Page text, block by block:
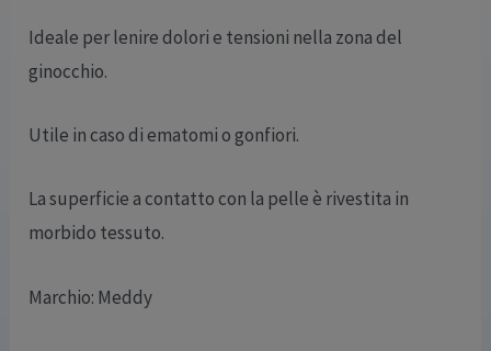
Ideale per lenire dolori e tensioni nella zona del
ginocchio.
Utile in caso di ematomi o gonfiori.
La superficie a contatto con la pelle è rivestita in
morbido tessuto.
Marchio: Meddy